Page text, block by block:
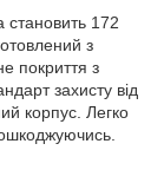
становить 172
з
покриття з
захисту від
корпус. Легко